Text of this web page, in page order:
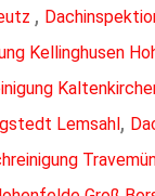
,
Kellinghusen
Lemsahl,